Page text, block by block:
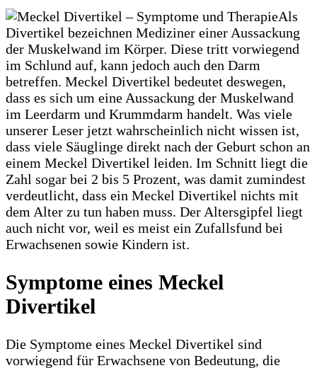
Als
Divertikel bezeichnen Mediziner einer Aussackung
der Muskelwand im Körper. Diese tritt vorwiegend
im Schlund auf, kann jedoch auch den Darm
betreffen. Meckel Divertikel bedeutet deswegen,
dass es sich um eine Aussackung der Muskelwand
im Leerdarm und Krummdarm handelt. Was viele
unserer Leser jetzt wahrscheinlich nicht wissen ist,
dass viele Säuglinge direkt nach der Geburt schon an
einem Meckel Divertikel leiden. Im Schnitt liegt die
Zahl sogar bei 2 bis 5 Prozent, was damit zumindest
verdeutlicht, dass ein Meckel Divertikel nichts mit
dem Alter zu tun haben muss. Der Altersgipfel liegt
auch nicht vor, weil es meist ein Zufallsfund bei
Erwachsenen sowie Kindern ist.
Symptome eines Meckel
Divertikel
Die Symptome eines Meckel Divertikel sind
vorwiegend für Erwachsene von Bedeutung, die